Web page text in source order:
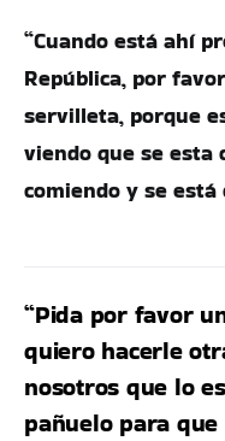
“Cuando está ahí
República, por
servilleta, porque
viendo que se esta
comiendo y se está
“Pida por favor
quiero hacerle
nosotros que lo
pañuelo para